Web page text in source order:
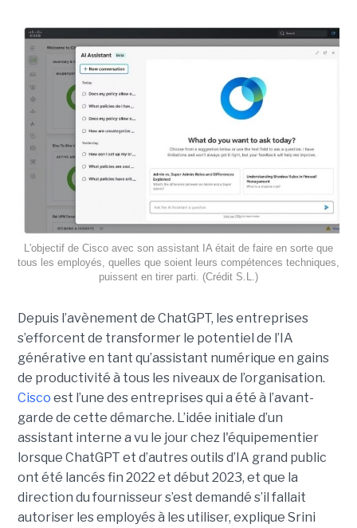
L'objectif de Cisco avec son assistant IA était de faire en sorte que
tous les employés, quelles que soient leurs compétences techniques,
puissent en tirer parti. (Crédit S.L.)
Depuis l’avènement de ChatGPT, les entreprises
s’efforcent de transformer le potentiel de l’IA
générative en tant qu’assistant numérique en gains
de productivité à tous les niveaux de l’organisation.
Cisco est l’une des entreprises qui a été à l’avant-
garde de cette démarche. L’idée initiale d’un
assistant interne a vu le jour chez l'équipementier
lorsque ChatGPT et d’autres outils d’IA grand public
ont été lancés fin 2022 et début 2023, et que la
direction du fournisseur s’est demandé s’il fallait
autoriser les employés à les utiliser, explique Srini